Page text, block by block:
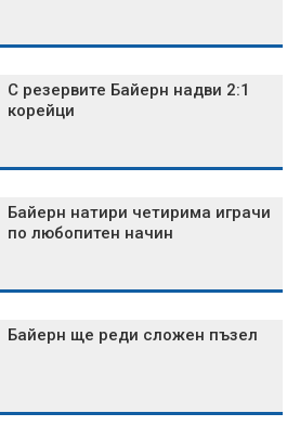
С резервите Байерн надви 2:1
корейци
Байерн натири четирима играчи
по любопитен начин
Байерн ще реди сложен пъзел